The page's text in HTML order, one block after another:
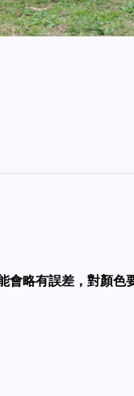
略有誤差，對顏色